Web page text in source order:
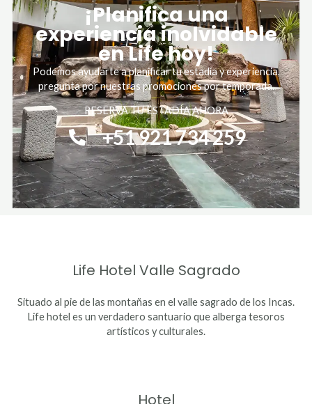
¡Planifica una
experiencia inolvidable
en Life hoy!
Podemos ayudarte a planificar tu estadía y experiencia,
pregunta por nuestras promociones por temporada.
RESERVA TU ESTADÍA AHORA
+51 921 734 259
Life Hotel Valle Sagrado
Situado al pie de las montañas en el valle sagrado de los Incas.
Life hotel es un verdadero santuario que alberga tesoros
artísticos y culturales.
Hotel